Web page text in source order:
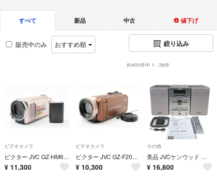
すべて 新品 中古 値下げ
販売中のみ おすすめ順 絞り込み
約400件中 1 - 36件
ビデオカメラ
ビクター JVC GZ-HM670 ピンク #5599
¥ 11,300
ビデオカメラ
ビクター JVC GZ-F200-T ライトブラウン #5600
¥ 10,300
その他
美品 JVCケンウッド ビクター マイクロコンポーネントMDシステム UX-Z2
¥ 16,800